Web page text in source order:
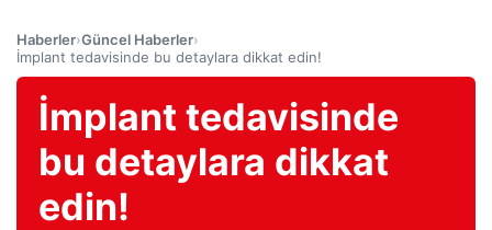
Haberler›Güncel Haberler›
İmplant tedavisinde bu detaylara dikkat edin!
İmplant tedavisinde
bu detaylara dikkat
edin!